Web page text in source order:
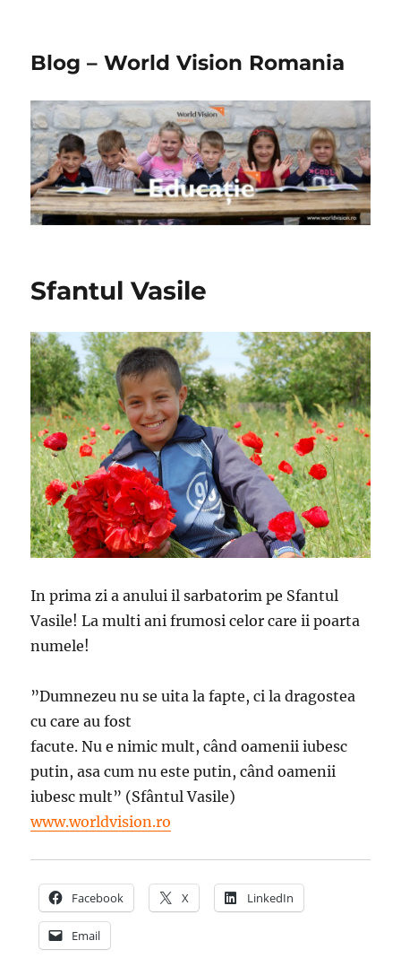
Blog – World Vision Romania
Sfantul Vasile
In prima zi a anului il sarbatorim pe Sfantul
Vasile! La multi ani frumosi celor care ii poarta
numele!
”Dumnezeu nu se uita la fapte, ci la dragostea
cu care au fost
facute. Nu e nimic mult, când oamenii iubesc
putin, asa cum nu este putin, când oamenii
iubesc mult” (Sfântul Vasile)
www.worldvision.ro
Facebook X LinkedIn
Email